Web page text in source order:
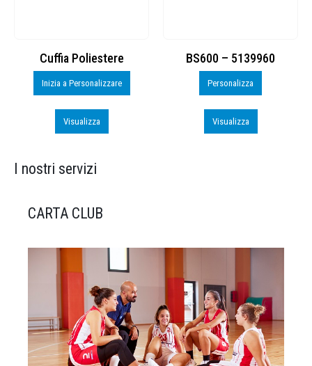
Cuffia Poliestere
Inizia a Personalizzare
Visualizza
BS600 – 5139960
Personalizza
Visualizza
I nostri servizi
CARTA CLUB